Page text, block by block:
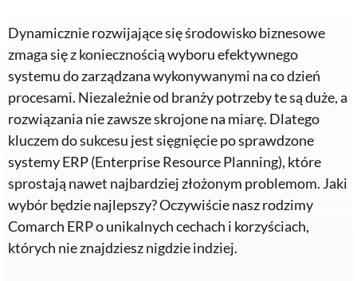
Dynamicznie rozwijające się środowisko biznesowe
zmaga się z koniecznością wyboru efektywnego
systemu do zarządzana wykonywanymi na co dzień
procesami. Niezależnie od branży potrzeby te są duże, a
rozwiązania nie zawsze skrojone na miarę. Dlatego
kluczem do sukcesu jest sięgnięcie po sprawdzone
systemy ERP (Enterprise Resource Planning), które
sprostają nawet najbardziej złożonym problemom. Jaki
wybór będzie najlepszy? Oczywiście nasz rodzimy
Comarch ERP o unikalnych cechach i korzyściach,
których nie znajdziesz nigdzie indziej.